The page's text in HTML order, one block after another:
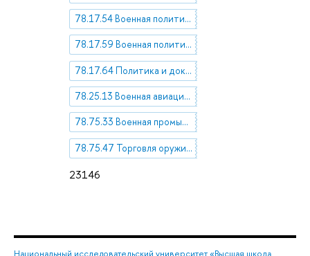
23146
78.17.54 Военная политика и военные доктрины отдельных государств
78.17.59 Военная политика и военные доктрины НАТО
78.17.64 Политика и доктрины военных блоков
78.25.13 Военная авиационная техника и вооружение
78.75.33 Военная промышленность
78.75.47 Торговля оружием
Национальный исследовательский университет «Высшая школа